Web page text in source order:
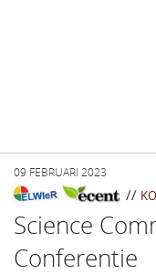
09 FEBRUARI 2023
//
Science
Conferentie